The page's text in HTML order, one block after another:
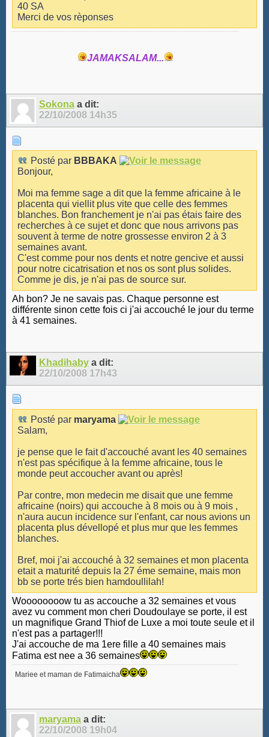
40 SA
Merci de vos rèponses
JAMAKSALAM...
Sokona a dit:
22/10/2008 14h35
Posté par BBBAKA
Bonjour,
Moi ma femme sage a dit que la femme africaine à le
placenta qui viellit plus vite que celle des femmes
blanches. Bon franchement je n'ai pas étais faire des
recherches à ce sujet et donc que nous arrivons pas
souvent à terme de notre grossesse environ 2 à 3
semaines avant.
C'est comme pour nos dents et notre gencive et aussi
pour notre cicatrisation et nos os sont plus solides.
Comme je dis, je n'ai pas de source sur.
Ah bon? Je ne savais pas. Chaque personne est
différente sinon cette fois ci j'ai accouché le jour du terme
à 41 semaines.
Khadihaby a dit:
22/10/2008 17h43
Posté par maryama
Salam,
je pense que le fait d'accouché avant les 40 semaines
n'est pas spécifique à la femme africaine, tous le
monde peut accoucher avant ou après!
Par contre, mon medecin me disait que une femme
africaine (noirs) qui accouche à 8 mois ou à 9 mois ,
n'aura aucun incidence sur l'enfant, car nous avions un
placenta plus dévellopé et plus mur que les femmes
blanches.
Bref, moi j'ai accouché à 32 semaines et mon placenta
etait a maturité depuis la 27 éme semaine, mais mon
bb se porte trés bien hamdoullilah!
Woooooooow tu as accouche a 32 semaines et vous
avez vu comment mon cheri Doudoulaye se porte, il est
un magnifique Grand Thiof de Luxe a moi toute seule et il
n'est pas a partager!!!
J'ai accouche de ma 1ere fille a 40 semaines mais
Fatima est nee a 36 semaines
Mariee et maman de Fatimaicha
maryama a dit:
22/10/2008 19h04